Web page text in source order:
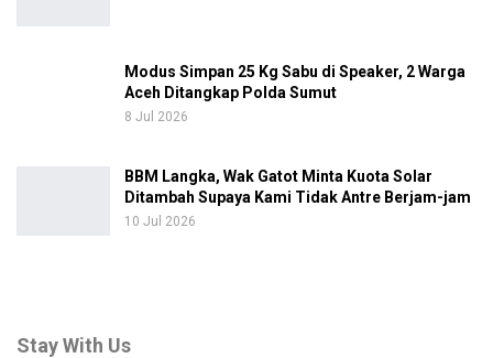
Modus Simpan 25 Kg Sabu di Speaker, 2 Warga
Aceh Ditangkap Polda Sumut
8 Jul 2026
BBM Langka, Wak Gatot Minta Kuota Solar
Ditambah Supaya Kami Tidak Antre Berjam-jam
10 Jul 2026
Stay With Us